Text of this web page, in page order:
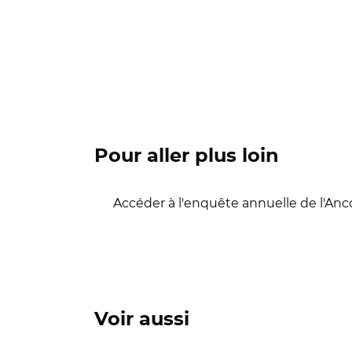
Pour aller plus loin
Accéder à l'enquête annuelle de
Voir aussi